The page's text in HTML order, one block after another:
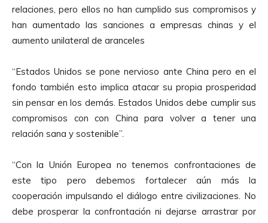
relaciones, pero ellos no han cumplido sus compromisos y
han aumentado las sanciones a empresas chinas y el
aumento unilateral de aranceles
“Estados Unidos se pone nervioso ante China pero en el
fondo también esto implica atacar su propia prosperidad
sin pensar en los demás. Estados Unidos debe cumplir sus
compromisos con con China para volver a tener una
relación sana y sostenible”.
“Con la Unión Europea no tenemos confrontaciones de
este tipo pero debemos fortalecer aún más la
cooperación impulsando el diálogo entre civilizaciones. No
debe prosperar la confrontación ni dejarse arrastrar por